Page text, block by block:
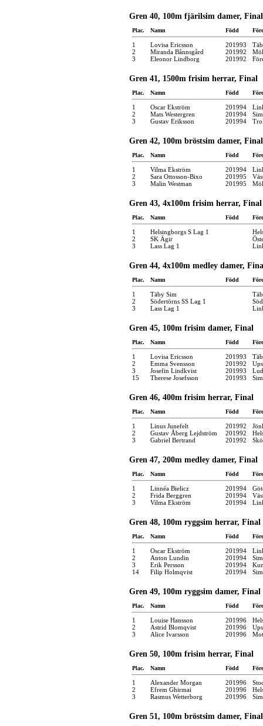
Gren 40, 100m fjärilsim damer, Final
Plac. Namn Född
1 Lovisa Ericsson 201993
2
Miranda Bånnsgård 201992
3
Eleonor Lindborg 201992
Gren 41, 1500m frisim herrar, Final
Plac. Namn Född
1 Oscar Ekström 201994
2
Mats Westergren 201994
3
Gustav Eriksson 201994
Gren 42, 100m bröstsim damer, Final
Plac. Namn Född
1 Vilma Ekström 201994
2
Sara Ottosson-Bixo 201995
3
Malin Westman 201995
Gren 43, 4x100m frisim herrar, Final
Plac. Namn Född
1 Helsingborgs S Lag 1
2
SK Ägir
3
Lass Lag 1
Gren 44, 4x100m medley damer,
Plac. Namn Född
1 Täby Sim
2
Södertörns SS Lag 1
3
Lass Lag 1
Gren 45, 100m frisim damer, Final
Plac. Namn Född
1 Lovisa Ericsson 201993
2
Emma Svensson 201992
3
Josefin Lindkvist 201993
15
Therese Josefsson 201993
Gren 46, 400m frisim herrar, Final
Plac. Namn Född
1 Linus Junefelt 201992
2
Gustav Åberg Lejdström 201992
3
Gabriel Bertrand 201992
Gren 47, 200m medley damer, Final
Plac. Namn Född
1 Linnéa Bielicz 201994
2
Frida Berggren 201994
3
Vilma Ekström 201994
Gren 48, 100m ryggsim herrar, Final
Plac. Namn Född
1 Oscar Ekström 201994
2
Anton Lundin 201994
3
Erik Persson 201994
14
Filip Holmqvist 201994
Gren 49, 100m ryggsim damer, Final
Plac. Namn Född
1 Louise Hansson 201996
2
Astrid Blomqvist 201996
3
Alice Ivarsson 201996
Gren 50, 100m frisim herrar, Final
Plac. Namn Född
1 Alexander Morgan 201996
2
Efrem Ghirmai 201996
3
Rasmus Wetterborg 201996
Gren 51, 100m bröstsim damer, Final